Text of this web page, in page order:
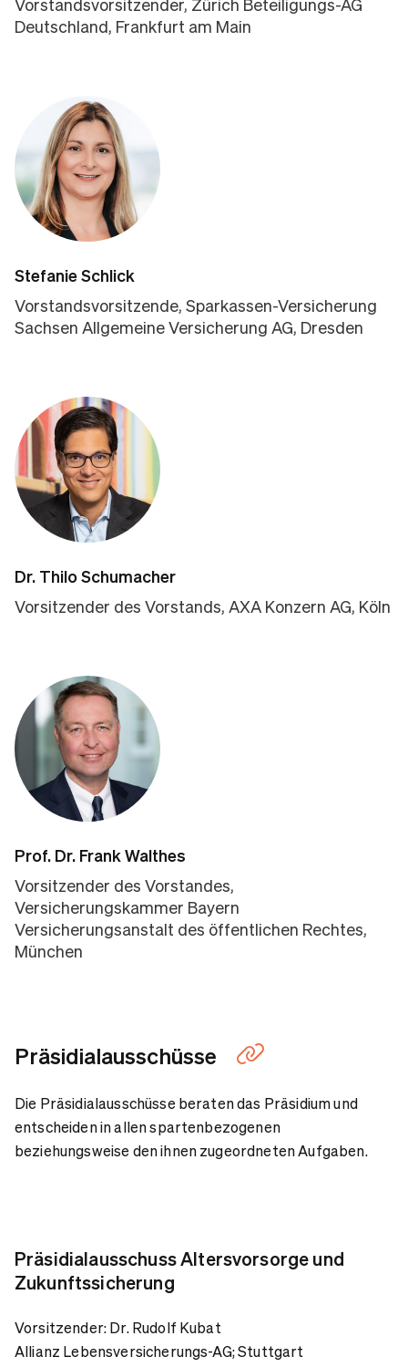
Deutschland, Frankfurt am Main
Stefanie Schlick
Vorstandsvorsitzende, Sparkassen-Versicherung
Sachsen Allgemeine Versicherung AG, Dresden
Dr. Thilo Schumacher
Vorsitzender des Vorstands, AXA Konzern AG, Köln
Prof. Dr. Frank Walthes
Vorsitzender des Vorstandes,
Versicherungskammer Bayern
Versicherungsanstalt des öffentlichen Rechtes,
München
Präsidialausschüsse
Die Präsidialausschüsse beraten das Präsidium und
entscheiden in allen spartenbezogenen
beziehungsweise den ihnen zugeordneten Aufgaben.
Präsidialausschuss Altersvorsorge und
Zukunftssicherung
Vorsitzender: Dr. Rudolf Kubat
Allianz Lebensversicherungs-AG; Stuttgart